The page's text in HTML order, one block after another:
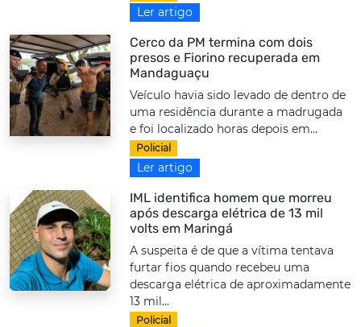
Ler artigo
Cerco da PM termina com dois
presos e Fiorino recuperada em
Mandaguaçu
Veículo havia sido levado de dentro de
uma residência durante a madrugada
e foi localizado horas depois em...
Policial
Ler artigo
IML identifica homem que morreu
após descarga elétrica de 13 mil
volts em Maringá
A suspeita é de que a vítima tentava
furtar fios quando recebeu uma
descarga elétrica de aproximadamente
13 mil...
Policial